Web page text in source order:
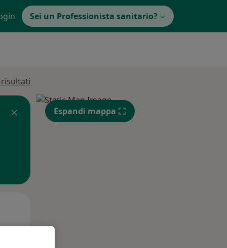
Sei un Professionista sanitario?
Espandi mappa